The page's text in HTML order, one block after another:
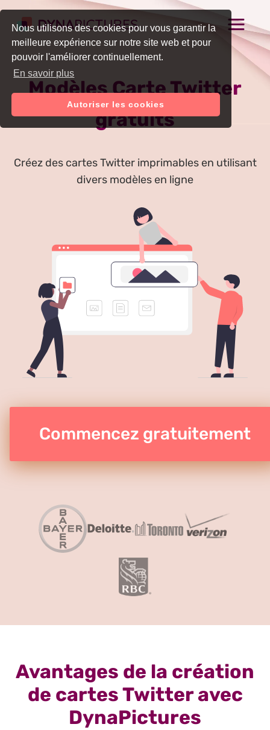
Nous utilisons des cookies pour vous garantir la
meilleure expérience sur notre site web et pour
pouvoir l'améliorer continuellement.
En savoir plus
Autoriser les cookies
Modèles Carte Twitter
gratuits
Créez des cartes Twitter imprimables en utilisant
divers modèles en ligne
Commencez gratuitement
Avantages de la création
de cartes Twitter avec
DynaPictures